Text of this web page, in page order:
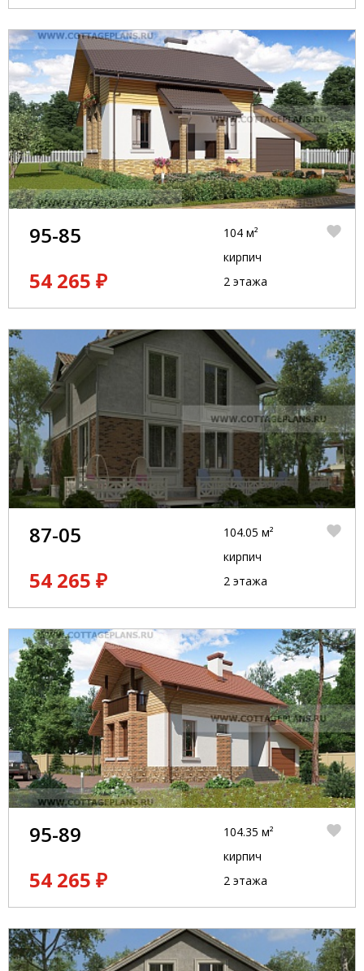
95-85
54 265 ₽
104 м²
кирпич
2 этажа
87-05
54 265 ₽
104.05 м²
кирпич
2 этажа
95-89
54 265 ₽
104.35 м²
кирпич
2 этажа